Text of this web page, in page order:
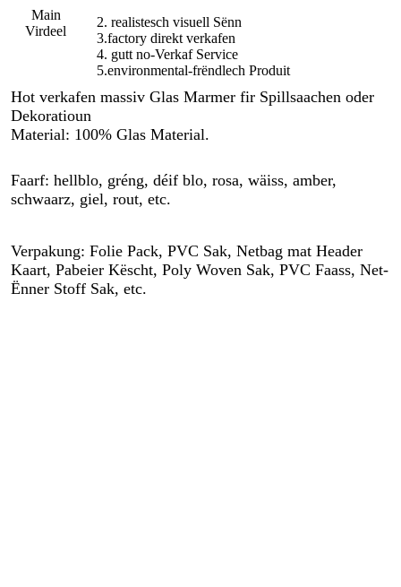
Main
Virdeel
2. realistesch visuell Sënn
3.factory direkt verkafen
4. gutt no-Verkaf Service
5.environmental-frëndlech Produit
Hot verkafen massiv Glas Marmer fir Spillsaachen oder
Dekoratioun
Material: 100% Glas Material.
Faarf: hellblo, gréng, déif blo, rosa, wäiss, amber,
schwaarz, giel, rout, etc.
Verpakung: Folie Pack, PVC Sak, Netbag mat Header
Kaart, Pabeier Këscht, Poly Woven Sak, PVC Faass, Net-
Ënner Stoff Sak, etc.